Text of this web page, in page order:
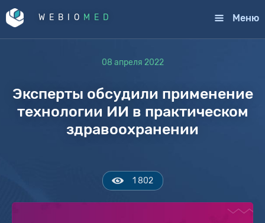
WEBIO MED Меню
08 апреля 2022
Эксперты обсудили применение
технологии ИИ в практическом
здравоохранении
1 802